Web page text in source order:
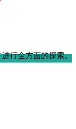
索。